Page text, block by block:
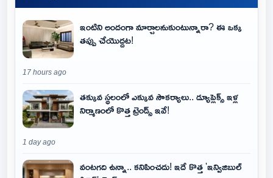
ఇంటిని అందంగా మార్చాలనుకుంటున్నారా? ఈ ఒక్క
తప్పు చేయొద్దట!
17 hours ago
తక్కువ స్థలంలో ఎక్కువ సౌకర్యాలు.. డ్యూప్లెక్స్ ఇళ్ల
నిర్మాణంలో కొత్త ట్రెండ్స్ ఇవే!
1 day ago
వంటగది ఉన్నా.. కనిపించదు! ఇదే కొత్త 'ఇన్విజిబుల్